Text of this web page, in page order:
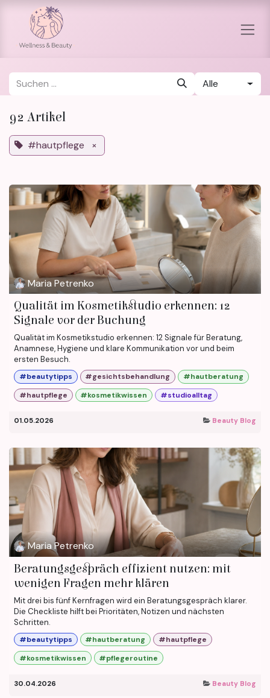
Zum Inhalt springen
Alle
92 Artikel
#hautpflege ×
Maria Petrenko
Qualität im Kosmetikstudio erkennen: 12
Signale vor der Buchung
Qualität im Kosmetikstudio erkennen: 12 Signale für Beratung,
Anamnese, Hygiene und klare Kommunikation vor und beim
ersten Besuch.
#beautytipps #gesichtsbehandlung
#hautberatung
#hautpflege
#kosmetikwissen #studioalltag
01.05.2026 Beauty Blog
Maria Petrenko
Beratungsgespräch effizient nutzen: mit
wenigen Fragen mehr klären
Mit drei bis fünf Kernfragen wird ein Beratungsgespräch klarer.
Die Checkliste hilft bei Prioritäten, Notizen und nächsten
Schritten.
#beautytipps #hautberatung
#hautpflege
#kosmetikwissen
#pflegeroutine
30.04.2026 Beauty Blog